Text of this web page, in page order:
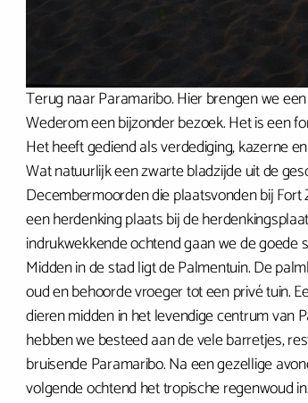
Terug naar Paramaribo. Hier brengen we
Wederom een bijzonder bezoek. Het is een
Het heeft gediend als verdediging, kazerne
Wat natuurlijk een zwarte bladzijde uit de
Decembermoorden die plaatsvonden bij
een herdenking plaats bij de
indrukwekkende ochtend gaan we de goede
Midden in de stad ligt de Palmentuin. De
oud en behoorde vroeger tot een privé tuin.
dieren midden in het levendige centrum van
hebben we besteed aan de vele barretjes,
bruisende Paramaribo. Na een gezellige
volgende ochtend het tropische regenwoud